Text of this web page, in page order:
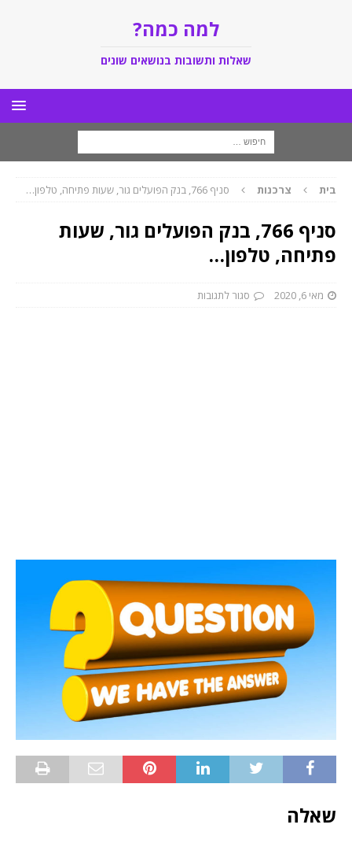
למה כמה?
שאלות ותשובות בנושאים שונים
בית צרכנות סניף 766, בנק הפועלים גור, שעות פתיחה, טלפון…
סניף 766, בנק הפועלים גור, שעות
פתיחה, טלפון…
מאי 6, 2020 סגור לתגובות
שאלה